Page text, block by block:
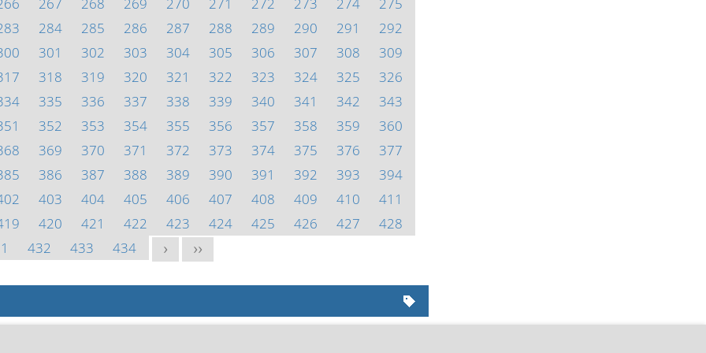
284 285 286 287 288 289 290 291
292
301 302 303 304 305 306 307 308
309
318 319 320 321 322 323 324 325
326
335 336 337 338 339 340 341 342
343
352 353 354 355 356 357 358 359
360
369 370 371 372 373 374 375 376
377
386 387 388 389 390 391 392 393
394
403 404 405 406 407 408 409 410
411
420 421 422 423 424 425 426 427
428
432 433 434 > >>